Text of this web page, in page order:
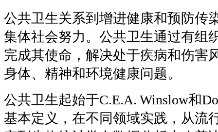
公共卫生关系到增进健康和预防传
集体社会努力。公共卫生通过有组
完成其使命，解决处于疾病和伤害
身体、精神和环境健康问题。
公共卫生起始于C.E.A. Winslow和
基本定义，在不同领域实践，从流